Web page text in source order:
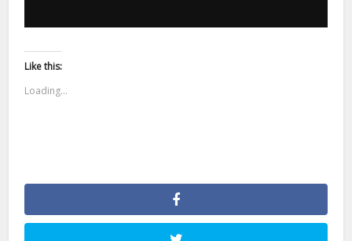
Like this:
Loading...